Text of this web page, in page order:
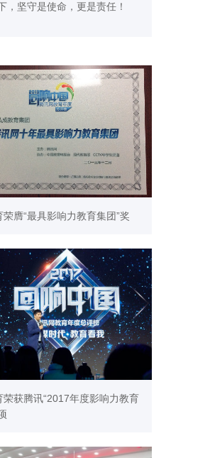
，坚守是使命，更是责任！
膺“最具影响力教育集团”奖
荣获腾讯“2017年度影响力教育